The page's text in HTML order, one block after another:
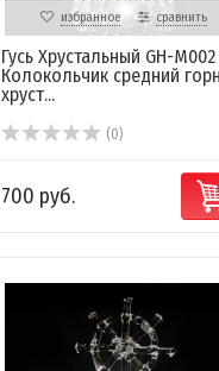
избранное сравнить
Гусь Хрустальный GH-M002
Колокольчик средний
хруст...
(0)
700 руб.